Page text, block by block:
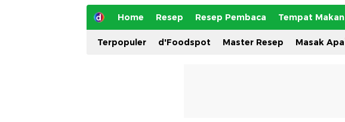
Home Resep Resep Pembaca Tempat Makan
Terpopuler d'Foodspot Master Resep Masak Apa